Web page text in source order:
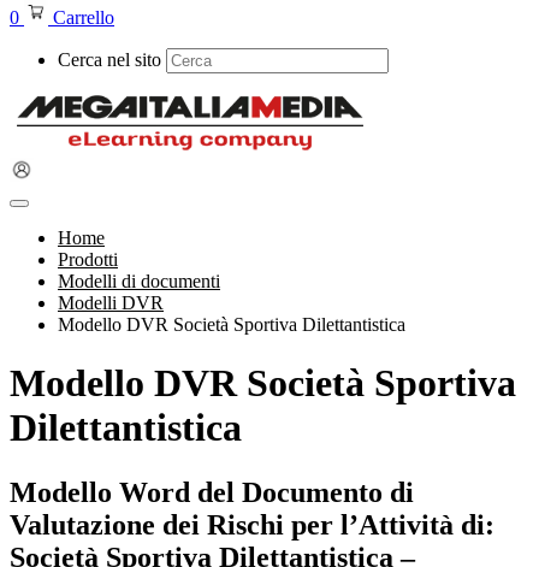
0
Carrello
Cerca nel sito
Home
Prodotti
Modelli di documenti
Modelli DVR
Modello DVR Società Sportiva Dilettantistica
Modello DVR Società Sportiva
Dilettantistica
Modello Word del Documento di
Valutazione dei Rischi per l’Attività di:
Società Sportiva Dilettantistica –